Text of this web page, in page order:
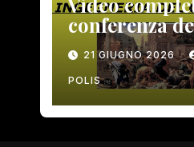
conferenza
Macrì del 12
scorso
21 GIUGNO 2026
POLIS